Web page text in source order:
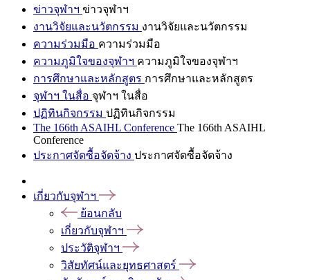
ข่าวจุฬาฯ ข่าวจุฬาฯ
งานวิจัยและนวัตกรรม งานวิจัยและนวัตกรรม
ความร่วมมือ ความร่วมมือ
ความภูมิใจของจุฬาฯ ความภูมิใจของจุฬาฯ
การศึกษาและหลักสูตร การศึกษาและหลักสูตร
จุฬาฯ ในสื่อ จุฬาฯ ในสื่อ
ปฏิทินกิจกรรม ปฏิทินกิจกรรม
The 166th ASAIHL Conference The 166th ASAIHL
Conference
ประกาศจัดซื้อจัดจ้าง ประกาศจัดซื้อจัดจ้าง
เกี่ยวกับจุฬาฯ
ย้อนกลับ
เกี่ยวกับจุฬาฯ
ประวัติจุฬาฯ
วิสัยทัศน์และยุทธศาสตร์